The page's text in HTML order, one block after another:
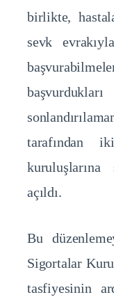
birlikte,
sevk
tarafından
açıldı.
Bu
Sigortalar
tasfiyesinin